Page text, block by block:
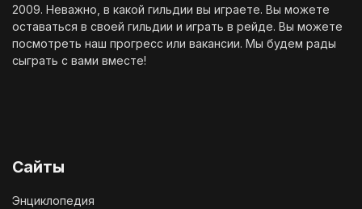
2009. Неважно, в какой гильдии вы играете. Вы можете
оставаться в своей гильдии и играть в рейде. Вы можете
посмотреть наш прогресс или вакансии. Мы будем рады
сыграть с вами вместе!
Сайты
Энциклопедия